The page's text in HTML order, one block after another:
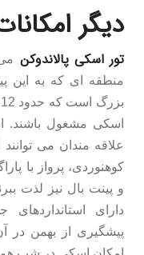
دیگر
تور اسکی پالاندوکن
منطقه ای که به این
اسکی مشغول باشند.
علاقه مندان می
کوهنوردی، پرواز با
و پینت بال نیز لذت
دارای
پیشگیری از بهمن